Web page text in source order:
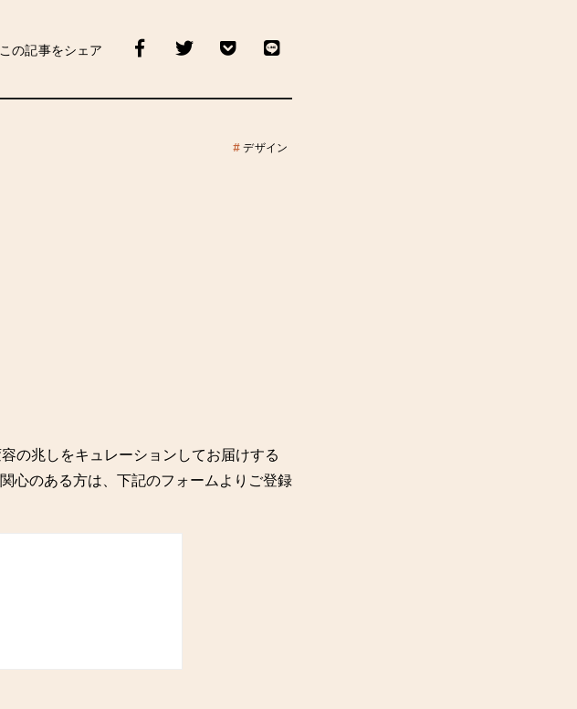
この記事をシェア
# デザイン
の兆しをキュレーションしてお届けする
心のある方は、下記のフォームよりご登録